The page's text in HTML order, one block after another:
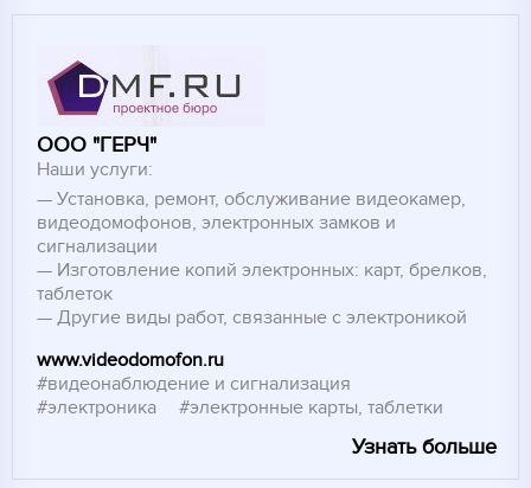
ООО "ГЕРЧ"
Наши услуги:
Установка, ремонт, обслуживание видеокамер,
видеодомофонов, электронных замков и
сигнализации
Изготовление копий электронных: карт, брелков,
таблеток
Другие виды работ, связанные с электроникой
www.videodomofon.ru
Узнать больше
#видеонаблюдение и сигнализация
#электроника
#электронные карты, таблетки